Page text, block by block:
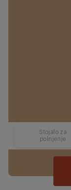
Stojalo za
polnjenje